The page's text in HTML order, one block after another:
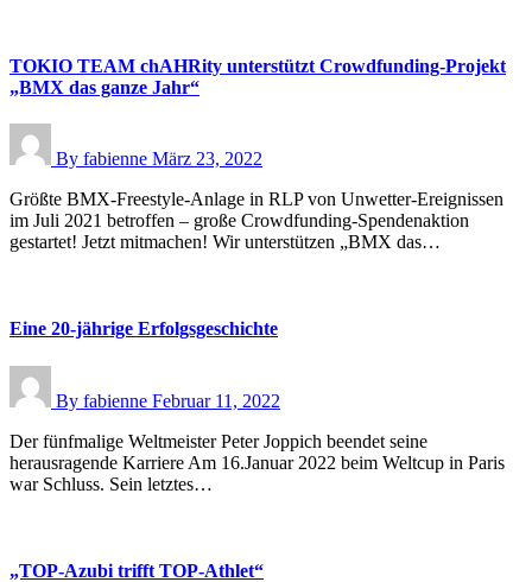
TOKIO TEAM chAHRity unterstützt Crowdfunding-Projekt
„BMX das ganze Jahr“
By fabienne März 23, 2022
Größte BMX-Freestyle-Anlage in RLP von Unwetter-Ereignissen
im Juli 2021 betroffen – große Crowdfunding-Spendenaktion
gestartet! Jetzt mitmachen! Wir unterstützen „BMX das…
Eine 20-jährige Erfolgsgeschichte
By fabienne Februar 11, 2022
Der fünfmalige Weltmeister Peter Joppich beendet seine
herausragende Karriere Am 16.Januar 2022 beim Weltcup in Paris
war Schluss. Sein letztes…
„TOP-Azubi trifft TOP-Athlet“